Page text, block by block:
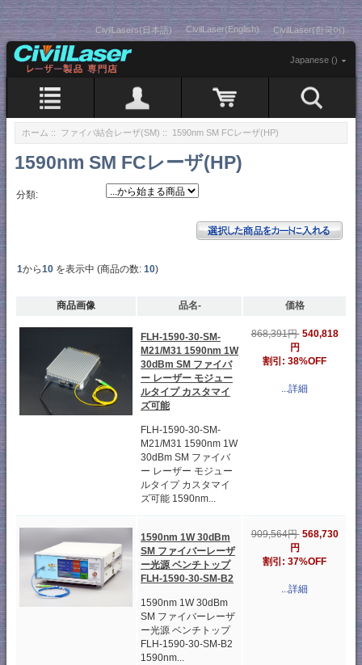
CivilLasers(日本語) CivilLaser(English) CivilLaser(한국어)
Japanese ()
ホーム :: ファイバ結合レーザ(SM) :: 1590nm SM FCレーザ(HP)
1590nm SM FCレーザ(HP)
分類:
1から10 を表示中 (商品の数: 10)
商品画像 品名- 価格
FLH-1590-30-SM-
M21/M31 1590nm 1W
30dBm SM ファイバ
ー レーザー モジュー
ルタイプ カスタマイ
ズ可能
FLH-1590-30-SM-
M21/M31 1590nm 1W
30dBm SM ファイバ
ー レーザー モジュー
ルタイプ カスタマイ
ズ可能 1590nm...
868,391円 540,818
円
割引: 38%OFF
...詳細
1590nm 1W 30dBm
SM ファイバーレーザ
ー光源 ベンチトップ
FLH-1590-30-SM-B2
1590nm 1W 30dBm
SM ファイバーレーザ
ー光源 ベンチトップ
FLH-1590-30-SM-B2
1590nm...
909,564円 568,730
円
割引: 37%OFF
...詳細